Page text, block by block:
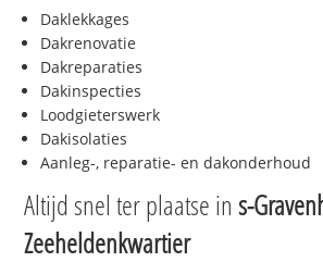
Daklekkages
Dakrenovatie
Dakreparaties
Dakinspecties
Loodgieterswerk
Dakisolaties
Aanleg-, reparatie- en dakonderhoud
Altijd snel ter plaatse in s-
Zeeheldenkwartier